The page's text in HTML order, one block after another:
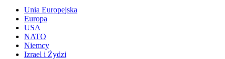
Unia Europejska
Europa
USA
NATO
Niemcy
Izrael i Żydzi